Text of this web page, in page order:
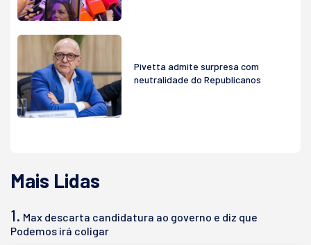
Pivetta admite surpresa com
neutralidade do Republicanos
Mais Lidas
1. Max descarta candidatura ao governo e diz que
Podemos irá coligar